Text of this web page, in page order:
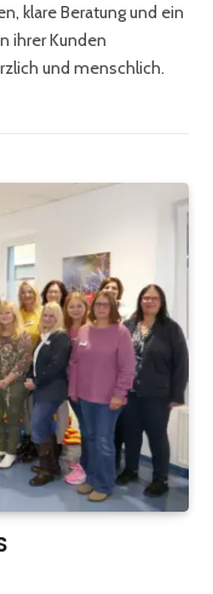
klare Beratung und ein
ihrer Kunden
und menschlich.